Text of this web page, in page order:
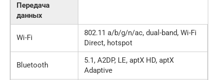
Передача
данных
Wi-Fi
802.11 a/b/g/n/ac, dual-band, Wi-Fi
Direct, hotspot
Bluetooth
5.1, A2DP, LE, aptX HD, aptX
Adaptive